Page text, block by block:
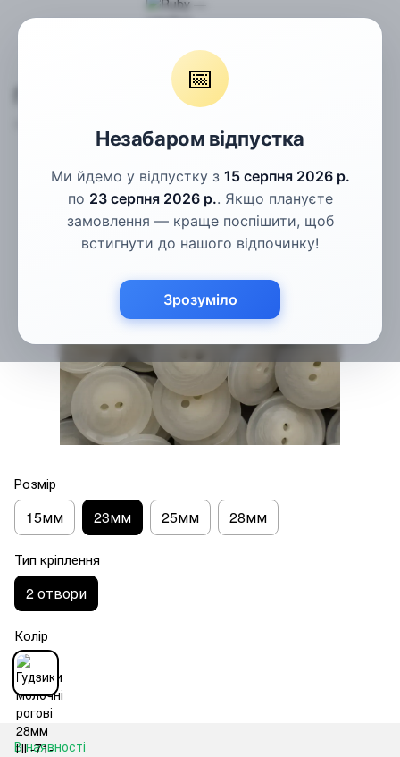
📅
Незабаром відпустка
Ми йдемо у відпустку з 15 серпня 2026 р.
по 23 серпня 2026 р.. Якщо плануєте
замовлення — краще поспішити, щоб
встигнути до нашого відпочинку!
Зрозуміло
Пальтові гудзики Гудзики молочні рогові 23мм
Гудзики молочні рогові 23мм
Розмір
15мм 23мм 25мм 28мм
Тип кріплення
2 отвори
Колір
В наявності